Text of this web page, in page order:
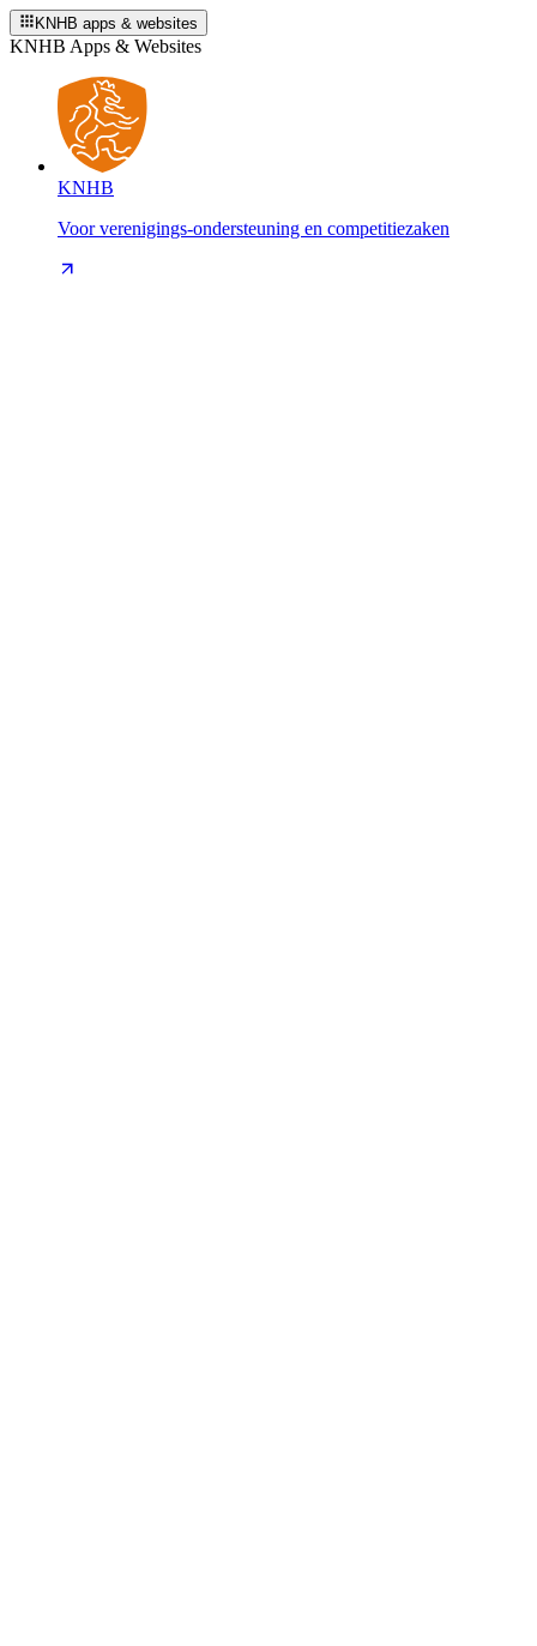
KNHB apps & websites
KNHB Apps & Websites
KNHB
Voor verenigings-ondersteuning en competitiezaken